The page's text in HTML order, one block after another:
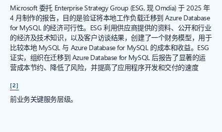
Microsoft 委托 Enterprise Strategy Group (ESG, 现 Omdia) 于 2025 年
4 月制作的报告，目的是验证将本地工作负载迁移到 Azure Database
for MySQL 的经济可行性。ESG 利用供应商提供的资料、公开和行业
的经济及技术知识，以及客户访谈结果，创建了一个财务模型，用于
比较本地 MySQL 与 Azure Database for MySQL 的成本和收益。ESG
证实，组织在迁移到 Azure Database for MySQL 后报告了显著的运
营成本节约、降低了风险，并提高了应用程序开发和交付的速度
[2]
前业务关键服务层级。